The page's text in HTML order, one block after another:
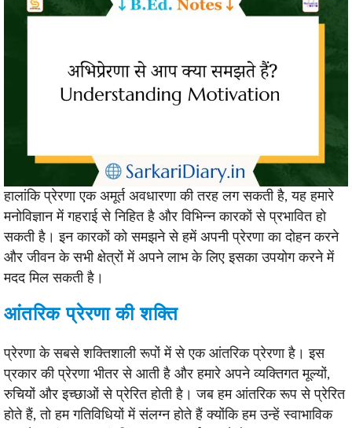
हालांकि प्रेरणा एक अमूर्त अवधारणा की तरह लग सकती है, यह हमारे
मनोविज्ञान में गहराई से निहित है और विभिन्न कारकों से प्रभावित हो
सकती है। इन कारकों को समझने से हमें अपनी प्रेरणा का दोहन करने
और जीवन के सभी क्षेत्रों में अपने लाभ के लिए इसका उपयोग करने में
मदद मिल सकती है।
आंतरिक प्रेरणा की शक्ति
प्रेरणा के सबसे शक्तिशाली रूपों में से एक आंतरिक प्रेरणा है। इस
प्रकार की प्रेरणा भीतर से आती है और हमारे अपने व्यक्तिगत मूल्यों,
रुचियों और इच्छाओं से प्रेरित होती है। जब हम आंतरिक रूप से प्रेरित
होते हैं, तो हम गतिविधियों में संलग्न होते हैं क्योंकि हम उन्हें स्वाभाविक